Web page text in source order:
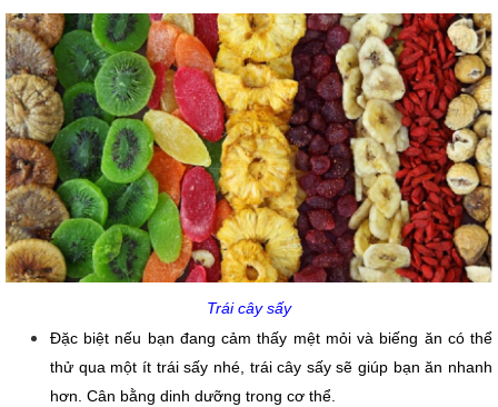
Trái cây sấy
Đặc biệt nếu bạn đang cảm thấy mệt mỏi và biếng ăn có thể
thử qua một ít trái sấy nhé, trái cây sấy sẽ giúp bạn ăn nhanh
hơn. Cân bằng dinh dưỡng trong cơ thể.